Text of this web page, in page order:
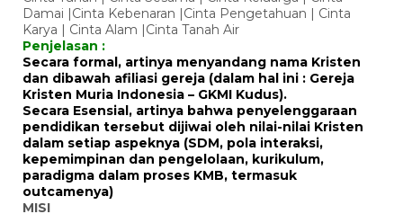
Damai |Cinta Kebenaran |Cinta Pengetahuan | Cinta
Karya | Cinta Alam |Cinta Tanah Air
Penjelasan :
Secara formal, artinya menyandang nama Kristen
dan dibawah afiliasi gereja (dalam hal ini : Gereja
Kristen Muria Indonesia – GKMI Kudus).
Secara Esensial, artinya bahwa penyelenggaraan
pendidikan tersebut dijiwai oleh nilai-nilai Kristen
dalam setiap aspeknya (SDM, pola interaksi,
kepemimpinan dan pengelolaan, kurikulum,
paradigma dalam proses KMB, termasuk
outcamenya)
MISI